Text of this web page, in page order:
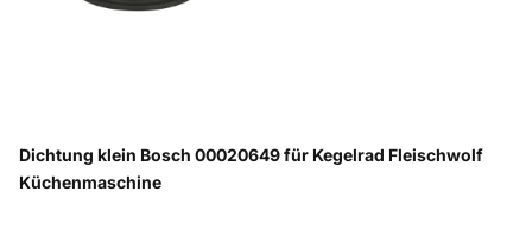
Dichtung klein Bosch 00020649 für Kegelrad Fleischwolf
Küchenmaschine